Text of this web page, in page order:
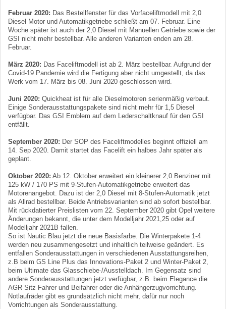
Februar 2020: Das Bestellfenster für das Vorfaceliftmodell mit 2,0
Diesel Motor und Automatikgetriebe schließt am 07. Februar. Eine
Woche später ist auch der 2,0 Diesel mit Manuellen Getriebe sowie der
GSI nicht mehr bestellbar. Alle anderen Varianten enden am 28.
Februar.
März 2020: Das Faceliftmodell ist ab 2. März bestellbar. Aufgrund der
Covid-19 Pandemie wird die Fertigung aber nicht umgestellt, da das
Werk vom 17. März bis 08. Juni 2020 geschlossen wird.
Juni 2020: Quickheat ist für alle Dieselmotoren serienmäßig verbaut.
Einige Sonderausstattungspakete sind nicht mehr für 1,5 Diesel
verfügbar. Das GSI Emblem auf dem Lederschaltknauf für den GSI
entfällt.
September 2020: Der SOP des Faceliftmodelles beginnt offiziell am
14. Sep 2020. Damit startet das Facelift ein halbes Jahr später als
geplant.
Oktober 2020: Ab 12. Oktober erweitert ein kleinerer 2,0 Benziner mit
125 kW / 170 PS mit 9-Stufen-Automatikgetriebe erweitert das
Motorenangebot. Dazu ist der 2,0 Diesel mit 8-Stufen-Automatik jetzt
als Allrad bestellbar. Beide Antriebsvarianten sind ab sofort bestellbar.
Mit rückdatierter Preislisten vom 22. September 2020 gibt Opel weitere
Änderungen bekannt, die unter dem Modelljahr 2021,25 oder auf
Modelljahr 2021B fallen.
So ist Nautic Blau jetzt die neue Basisfarbe. Die Winterpakete 1-4
werden neu zusammengesetzt und inhaltlich teilweise geändert. Es
entfallen Sonderausstattungen in verschiedenen Ausstattungsreihen,
z.B beim GS Line Plus das Innovations-Paket 2 und Winter-Paket 2,
beim Ultimate das Glasschiebe-/Ausstelldach. Im Gegensatz sind
andere Sonderausstattungen jetzt verfügbar, z.B. beim Elegance die
AGR Sitz Fahrer und Beifahrer oder die Anhängerzugvorrichtung.
Notlaufräder gibt es grundsätzlich nicht mehr, dafür nur noch
Vorrichtungen als Sonderausstattung.